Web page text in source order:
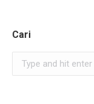
Cari
Search: